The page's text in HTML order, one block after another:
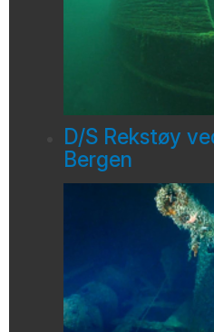
D/S Rekstøy
Bergen